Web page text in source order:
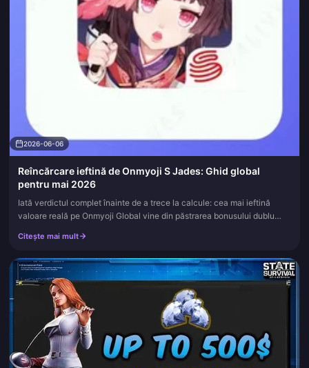
2026-06-06
Reîncărcare ieftină de Onmyoji S Jades: Ghid global
pentru mai 2026
Iată verdictul complet înainte de a trece la calcule: cea mai ieftină
valoare reală pe Onmyoji Global vine din păstrarea bonusului dublu
Citește mai mult